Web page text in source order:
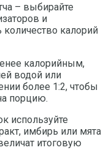
– выбирайте
и
количество калорий
калорийным,
водой или
более 1:2, чтобы
порцию.
используйте
имбирь или мята
итоговую